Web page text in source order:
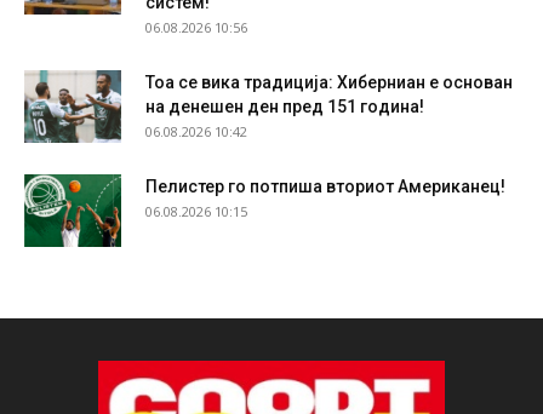
06.08.2026 10:56
Тоа се вика традиција: Хиберниан е основан
на денешен ден пред 151 година!
06.08.2026 10:42
Пелистер го потпиша вториот Американец!
06.08.2026 10:15